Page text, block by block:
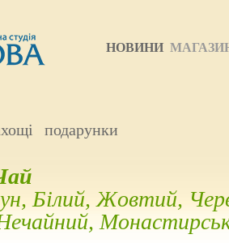
НОВИНИ
подарунки
, Білий, Жовтий,
,